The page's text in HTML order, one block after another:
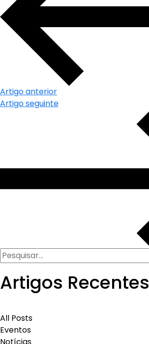
Artigo anterior
Artigo seguinte
Artigos Recentes
All Posts
Eventos
Notícias